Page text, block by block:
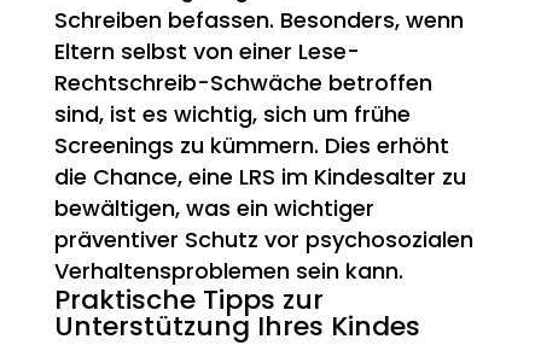
Schreiben befassen. Besonders, wenn
Eltern selbst von einer Lese-
Rechtschreib-Schwäche betroffen
sind, ist es wichtig, sich um frühe
Screenings zu kümmern. Dies erhöht
die Chance, eine LRS im Kindesalter zu
bewältigen, was ein wichtiger
präventiver Schutz vor psychosozialen
Verhaltensproblemen sein kann.
Praktische Tipps zur
Unterstützung Ihres Kindes